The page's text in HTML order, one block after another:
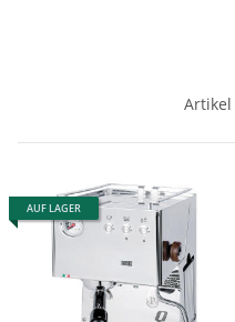
Artikel
AUF LAGER